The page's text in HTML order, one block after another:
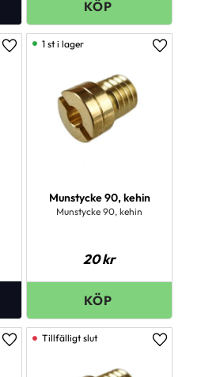
Lägg till i favoriter
Munstycke 90, kehin
Munstycke 90, kehin
20kr
Lägg till i
1 st i lager
Lägg till i favoriter Lägg till i